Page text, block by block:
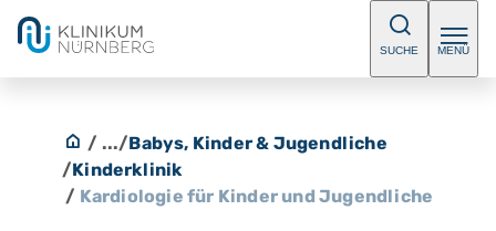
SUCHE MENÜ
/ .../Babys, Kinder & Jugendliche
/Kinderklinik
/ Kardiologie für Kinder und Jugendliche